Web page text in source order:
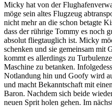
Micky hat von der
möge sein altes Flugzeug
nicht mehr an die schon betagte
dass der rührige Tommy es noch
absolut fliegtauglich ist. Micky
schenken und sie gemeinsam
kommt es allerdings zu
Maschine zu betanken.
Notlandung hin und Goofy wird
und macht Bekanntschaft mit
Baron. Nachdem sich beide
neuen Sprit holen gehen. Im